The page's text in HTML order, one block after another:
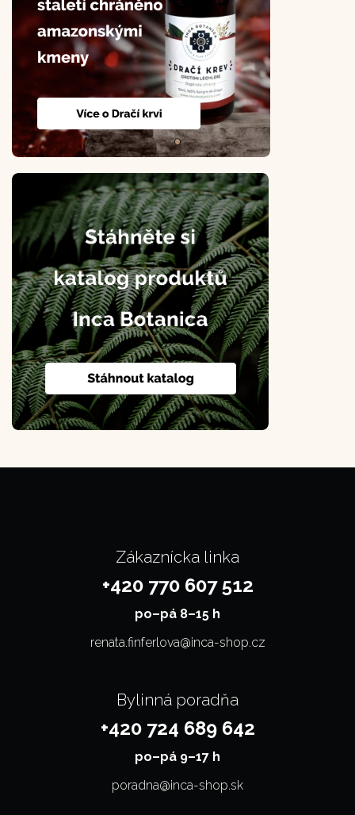
Zákaznícka linka
+420 770 607 512
po–⁠⁠⁠⁠⁠⁠pá 8–15 h
renata.finferlova@inca-shop.cz
Bylinná poradňa
+420 724 689 642
po–⁠⁠⁠⁠⁠⁠pá 9–17 h
poradna@inca-shop.sk